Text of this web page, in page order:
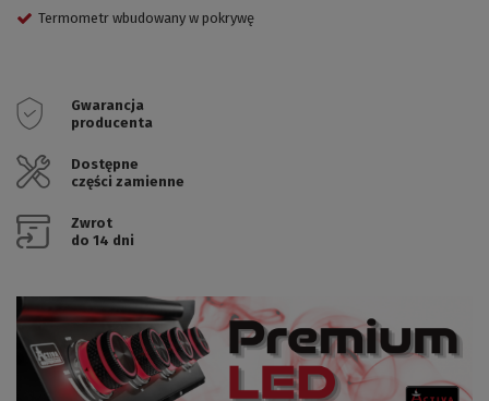
Termometr wbudowany w pokrywę
Gwarancja
producenta
Dostępne
części zamienne
Zwrot
do 14 dni